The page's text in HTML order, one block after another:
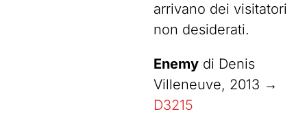
arrivano dei visitatori
non desiderati.
Enemy di Denis
Villeneuve, 2013 →
D3215